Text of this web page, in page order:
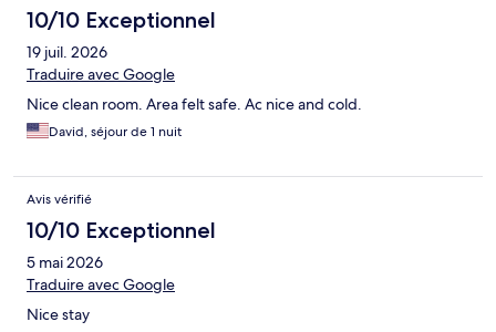
10/10 Exceptionnel
19 juil. 2026
Traduire avec Google
Nice clean room. Area felt safe. Ac nice and cold.
David, séjour de 1 nuit
Avis vérifié
10/10 Exceptionnel
5 mai 2026
Traduire avec Google
Nice stay